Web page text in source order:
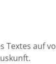
Textes auf